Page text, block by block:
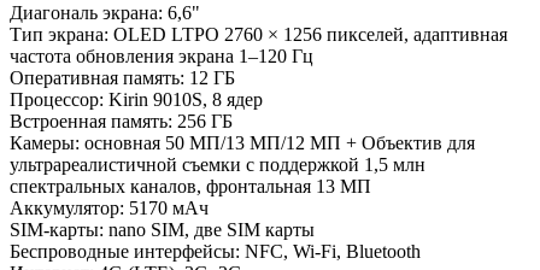
Диагональ экрана: 6,6"
Тип экрана: OLED LTPO 2760 × 1256 пикселей, адаптивная
частота обновления экрана 1–120 Гц
Оперативная память: 12 ГБ
Процессор: Kirin 9010S, 8 ядер
Встроенная память: 256 ГБ
Камеры: основная 50 MП/13 MП/12 MП + Объектив для
ультрареалистичной съемки с поддержкой 1,5 млн
спектральных каналов, фронтальная 13 МП
Аккумулятор: 5170 мАч
SIM-карты: nano SIM, две SIM карты
Беспроводные интерфейсы: NFC, Wi-Fi, Bluetooth